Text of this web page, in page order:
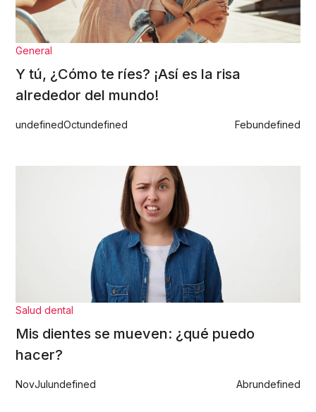
General
Y tú, ¿Cómo te ríes? ¡Así es la risa
alrededor del mundo!
undefinedOctundefined Febundefined
Salud dental
Mis dientes se mueven: ¿qué puedo
hacer?
NovJulundefined Abrundefined